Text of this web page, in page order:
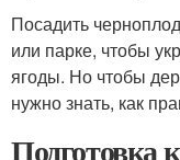
Посадить
или парке, чтобы
ягоды. Но чтобы
нужно знать, как
Подготовка